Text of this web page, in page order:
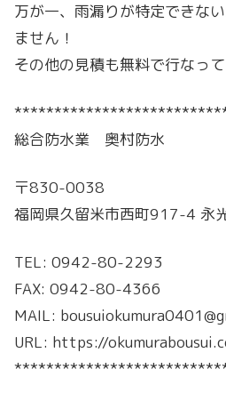
万が一、雨漏りが特定できな
ません！
その他の見積も無料で行なっ
総合防水業 奥村防水
〒830-0038
福岡県久留米市西町917-4 永
TEL: 0942-80-2293
FAX: 0942-80-4366
MAIL:
URL: https://